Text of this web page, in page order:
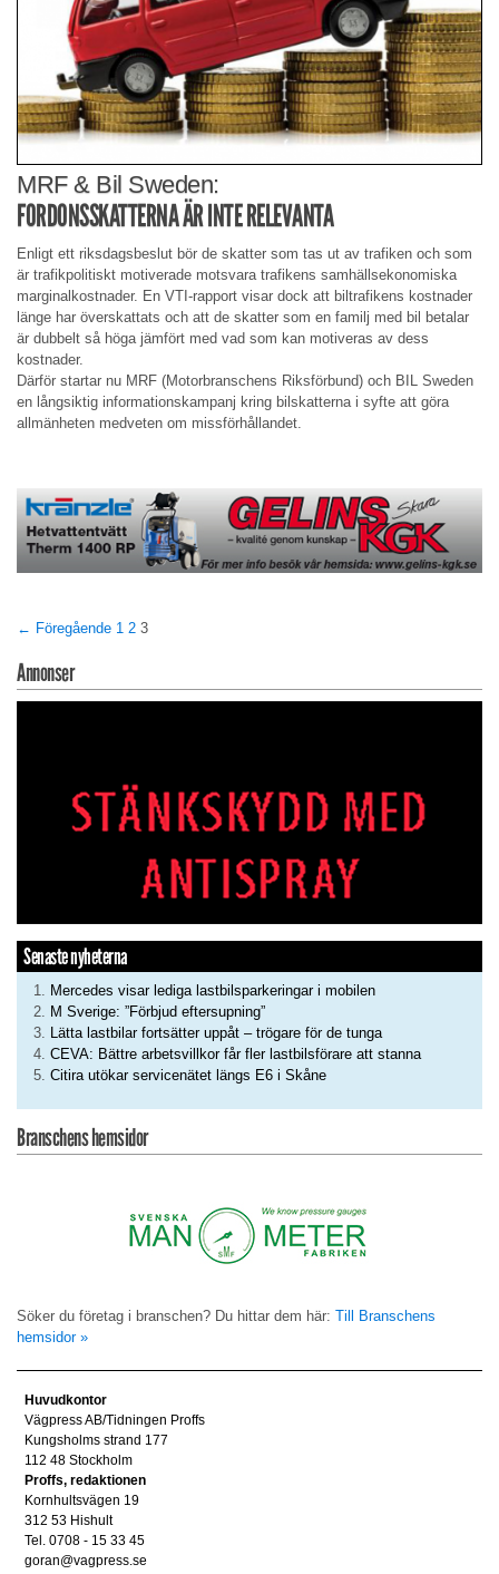
MRF & Bil Sweden:
FORDONSSKATTERNA ÄR INTE RELEVANTA
Enligt ett riksdagsbeslut bör de skatter som tas ut av trafiken och som
är trafikpolitiskt motiverade motsvara trafikens samhällsekonomiska
marginalkostnader. En VTI-rapport visar dock att biltrafikens kostnader
länge har överskattats och att de skatter som en familj med bil betalar
är dubbelt så höga jämfört med vad som kan motiveras av dess
kostnader.
Därför startar nu MRF (Motorbranschens Riksförbund) och BIL Sweden
en långsiktig informationskampanj kring bilskatterna i syfte att göra
allmänheten medveten om missförhållandet.
← Föregående 1 2 3
Annonser
Senaste nyheterna
Mercedes visar lediga lastbilsparkeringar i mobilen
M Sverige: ”Förbjud eftersupning”
Lätta lastbilar fortsätter uppåt – trögare för de tunga
CEVA: Bättre arbetsvillkor får fler lastbilsförare att stanna
Citira utökar servicenätet längs E6 i Skåne
Branschens hemsidor
Söker du företag i branschen? Du hittar dem här: Till Branschens
hemsidor »
Huvudkontor
Vägpress AB/Tidningen Proffs
Kungsholms strand 177
112 48 Stockholm
Proffs, redaktionen
Kornhultsvägen 19
312 53 Hishult
Tel. 0708 - 15 33 45
goran@vagpress.se